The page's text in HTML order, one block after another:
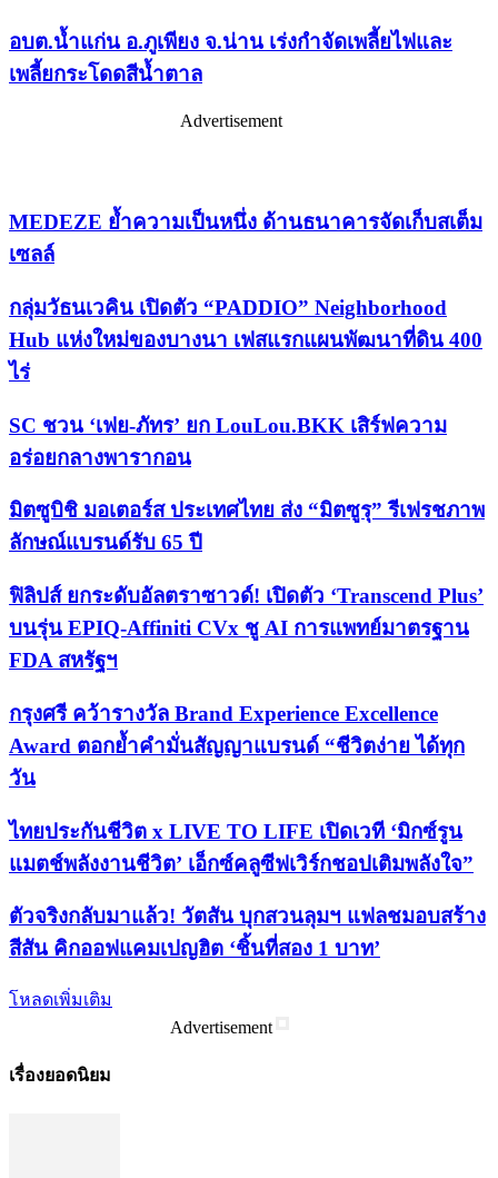
อบต.น้ำแก่น อ.ภูเพียง จ.น่าน เร่งกำจัดเพลี้ยไฟและ
เพลี้ยกระโดดสีน้ำตาล
Advertisement
MEDEZE ย้ำความเป็นหนึ่ง ด้านธนาคารจัดเก็บสเต็ม
เซลล์
กลุ่มวัธนเวคิน เปิดตัว “PADDIO” Neighborhood
Hub แห่งใหม่ของบางนา เฟสแรกแผนพัฒนาที่ดิน 400
ไร่
SC ชวน ‘เฟย-ภัทร’ ยก LouLou.BKK เสิร์ฟความ
อร่อยกลางพารากอน
มิตซูบิชิ มอเตอร์ส ประเทศไทย ส่ง “มิตซูรุ” รีเฟรชภาพ
ลักษณ์แบรนด์รับ 65 ปี
ฟิลิปส์ ยกระดับอัลตราซาวด์! เปิดตัว ‘Transcend Plus’
บนรุ่น EPIQ-Affiniti CVx ชู AI การแพทย์มาตรฐาน
FDA สหรัฐฯ
กรุงศรี คว้ารางวัล Brand Experience Excellence
Award ตอกย้ำคำมั่นสัญญาแบรนด์ “ชีวิตง่าย ได้ทุก
วัน
ไทยประกันชีวิต x LIVE TO LIFE เปิดเวที ‘มิกซ์รูน
แมตช์พลังงานชีวิต’ เอ็กซ์คลูซีฟเวิร์กชอปเติมพลังใจ”
ตัวจริงกลับมาแล้ว! วัตสัน บุกสวนลุมฯ แฟลชมอบสร้าง
สีสัน คิกออฟแคมเปญฮิต ‘ชิ้นที่สอง 1 บาท’
โหลดเพิ่มเติม
Advertisement
เรื่องยอดนิยม